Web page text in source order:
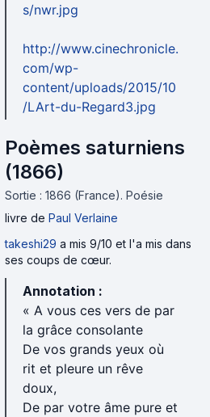
s/nwr.jpg
http://www.cinechronicle.
com/wp-
content/uploads/2015/10
/LArt-du-Regard3.jpg
Poèmes saturniens
(1866)
Sortie : 1866 (France). Poésie
livre de Paul Verlaine
takeshi29 a mis 9/10 et l'a mis dans
ses coups de cœur.
Annotation :
« A vous ces vers de par
la grâce consolante
De vos grands yeux où
rit et pleure un rêve
doux,
De par votre âme pure et